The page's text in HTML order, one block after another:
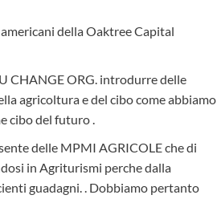
della Oaktree Capital
CHANGE ORG. introdurre delle
agricoltura e del cibo come abbiamo
cibo del futuro .
delle MPMI AGRICOLE che di
in Agriturismi perche dalla
guadagni. . Dobbiamo pertanto